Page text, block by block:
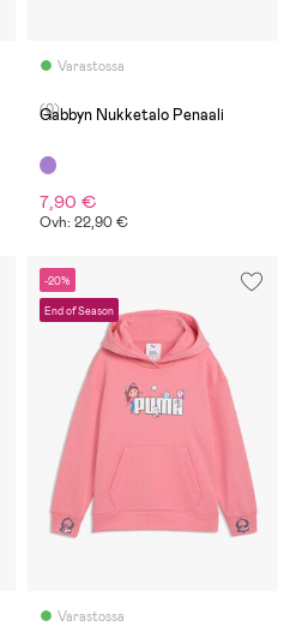
Varastossa
(0)
Gabbyn Nukketalo Penaali
7,90 €
Ovh: 22,90 €
-20%
End of Season
Varastossa